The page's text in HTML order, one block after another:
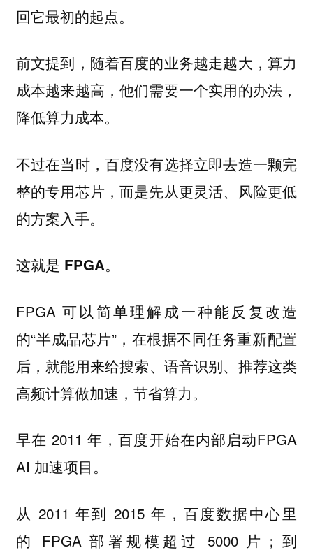
回它最初的起点。
前文提到，随着百度的业务越走越大，算力
成本越来越高，他们需要一个实用的办法，
降低算力成本。
不过在当时，百度没有选择立即去造一颗完
整的专用芯片，而是先从更灵活、风险更低
的方案入手。
这就是 FPGA。
FPGA 可以简单理解成一种能反复改造
的“半成品芯片”，在根据不同任务重新配置
后， 就能用来给搜索、语音识别、推荐这类
高频计算做加速，节省算力。
早在 2011 年，百度开始在内部启动FPGA
AI 加速项目。
从 2011 年到 2015 年，百度数据中心里
的 FPGA 部署规模超过 5000 片；到